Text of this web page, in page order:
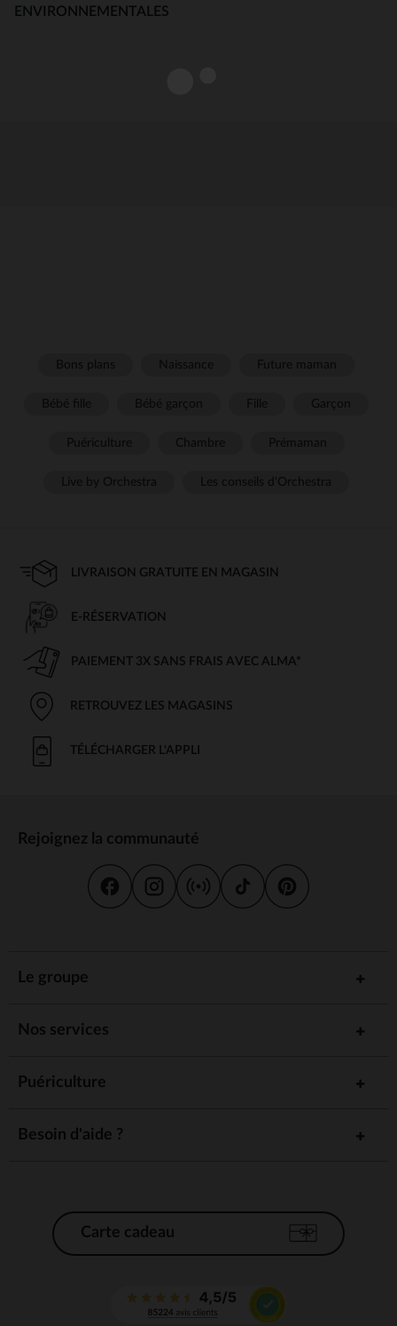
ENVIRONNEMENTALES
LIVRAISON GRATUITE EN MAGASIN
E-RÉSERVATION
PAIEMENT 3X SANS FRAIS AVEC ALMA*
RETROUVEZ LES MAGASINS
TÉLÉCHARGER L'APPLI
Rejoignez la communauté
Le groupe
Nos services
Puériculture
Besoin d'aide ?
Carte cadeau